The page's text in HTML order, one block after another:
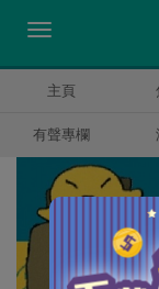
主頁
有聲專欄